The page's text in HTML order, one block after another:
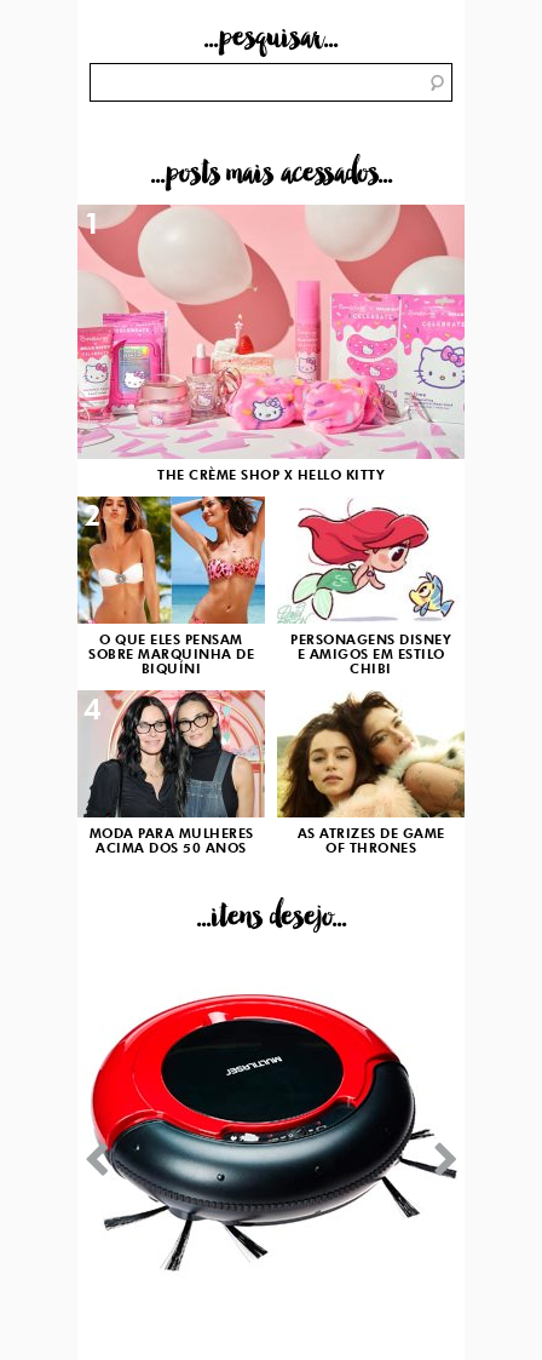
...pesquisar...
...posts mais acessados...
THE CRÈME SHOP X HELLO KITTY
1
O QUE ELES PENSAM
SOBRE MARQUINHA DE
BIQUÍNI
2
PERSONAGENS DISNEY
E AMIGOS EM ESTILO
CHIBI
3
MODA PARA MULHERES
ACIMA DOS 50 ANOS
4
AS ATRIZES DE GAME
OF THRONES
...itens desejo...